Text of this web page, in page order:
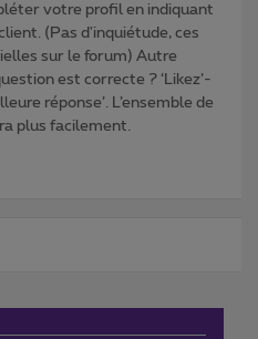
votre profil en indiquant
(Pas d'inquiétude, ces
sur le forum) Autre
est correcte ? ‘Likez’-
réponse’. L’ensemble de
plus facilement.